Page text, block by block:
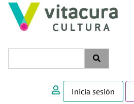
Inicia sesión